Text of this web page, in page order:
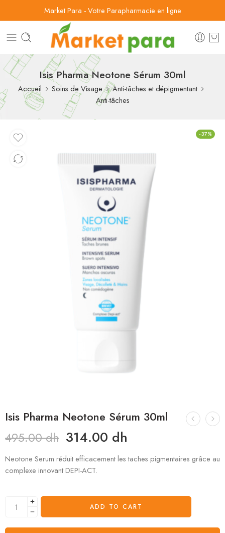
Market Para - Votre Parapharmacie en ligne
Isis Pharma Neotone Sérum 30ml
Accueil Soins de Visage
Anti-tâches et dépigmentant
Anti-tâches
-37%
Isis Pharma Neotone Sérum 30ml
495.00dh 314.00 dh
Neotone Serum réduit efficacement les taches pigmentaires grâce au
complexe innovant DEPI-ACT.
ADD TO CART